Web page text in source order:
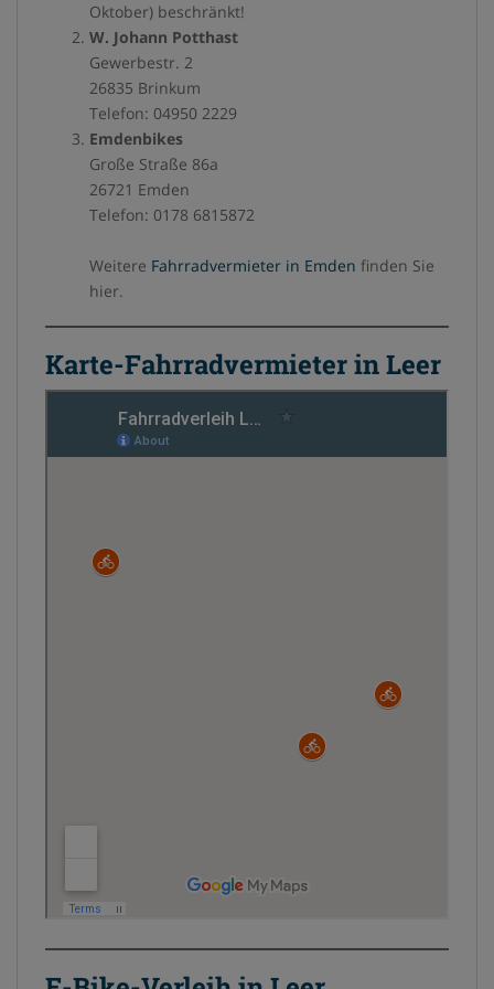
Oktober) beschränkt!
W. Johann Potthast
Gewerbestr. 2
26835 Brinkum
Telefon: 04950 2229
Emdenbikes
Große Straße 86a
26721 Emden
Telefon: 0178 6815872
Weitere Fahrradvermieter in Emden finden Sie
hier.
Karte-Fahrradvermieter in Leer